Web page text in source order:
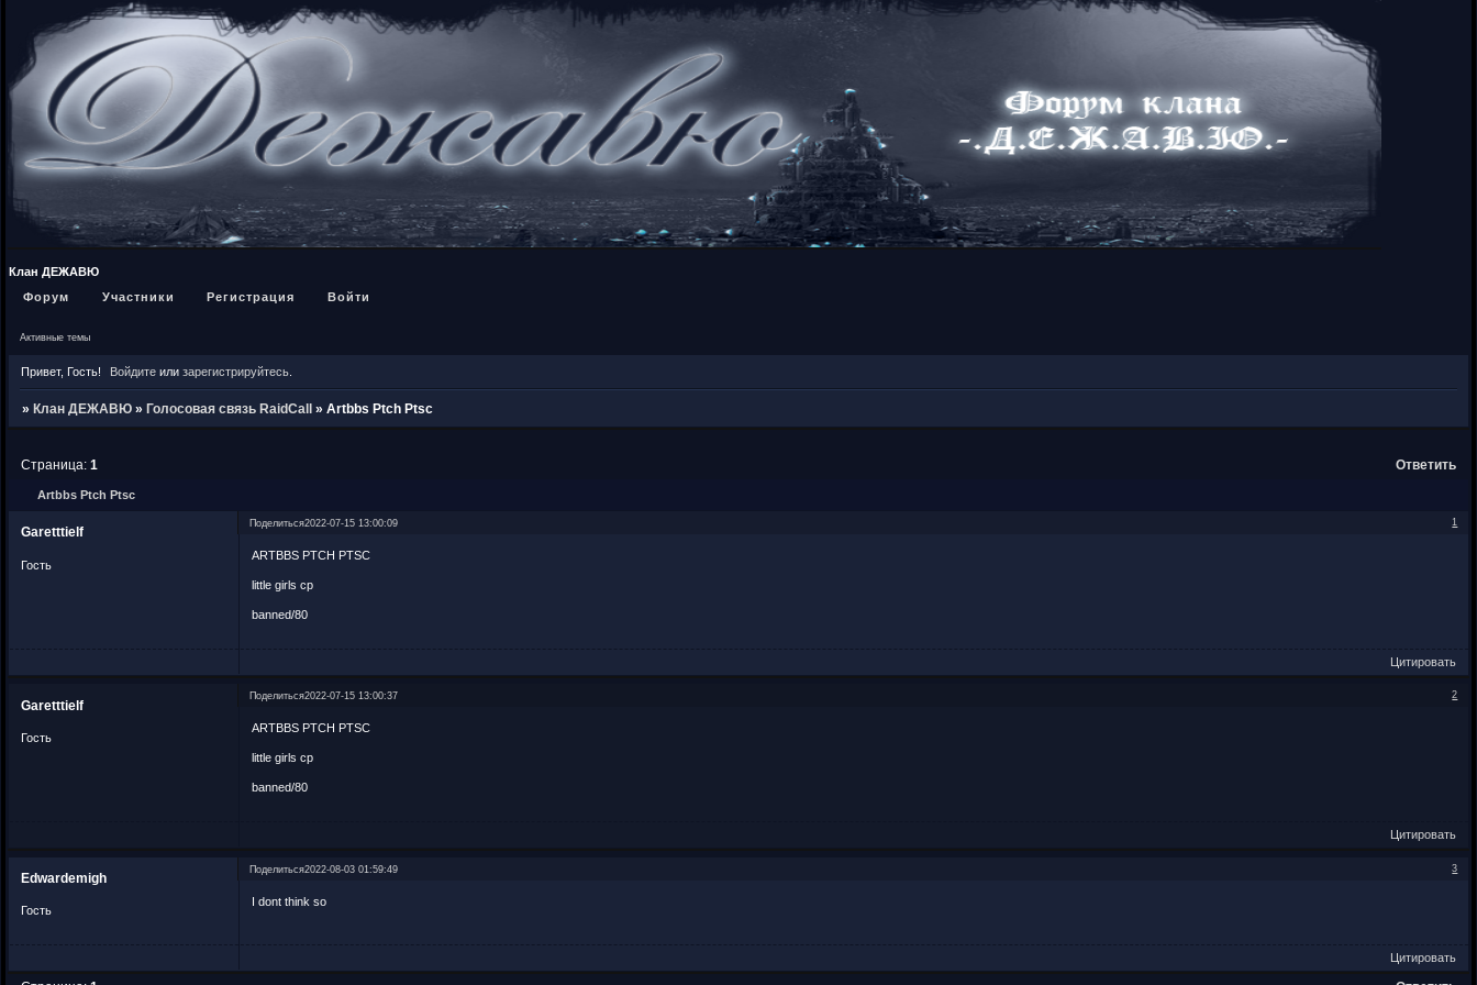
Клан ДЕЖАВЮ
Форум
Участники Регистрация Войти
Активные темы
Привет, Гость! Войдите илизарегистрируйтесь
» Клан ДЕЖАВЮ » Голосовая связь RaidCall » Artbbs Ptch Ptsc
Artbbs Ptch Ptsc
Страница: 1 Ответить
Поделиться 1
2022-07-15 13:00:09
Garetttielf
Гость
ARTBBS PTCH PTSC
little girls cp
banned/80
Цитировать
Поделиться 2
2022-07-15 13:00:37
Garetttielf
Гость
ARTBBS PTCH PTSC
little girls cp
banned/80
Цитировать
Поделиться 3
2022-08-03 01:59:49
Edwardemigh
Гость
I dont think so
Цитировать